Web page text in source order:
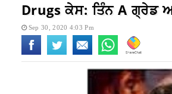
Drugs ਕੇਸ: ਤਿੰਨ A ਗ੍ਰੇਡ
Sep 30, 2020 4:03 Pm